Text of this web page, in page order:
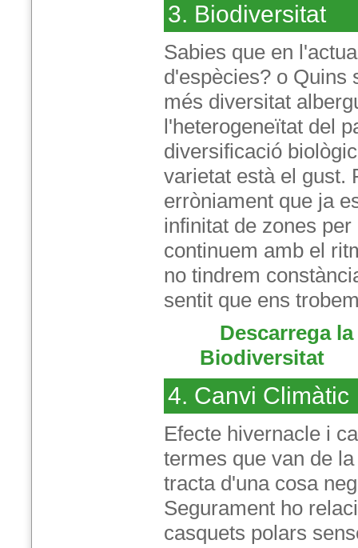
3. Biodiversitat
Sabies que en
d'espècies? o Quins
més diversitat
l'heterogeneïtat del
diversificació
varietat està el gust.
erròniament que ja
infinitat de zones
continuem amb el
no tindrem
sentit que ens
Descarrega
Biodiversitat
4. Canvi Climàtic
Efecte hivernacle i
termes que van de
tracta d'una cosa
Segurament ho
casquets polars